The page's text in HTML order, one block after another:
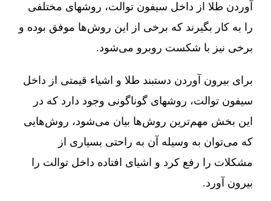
آوردن طلا از داخل سیفون توالت، روشهای مختلفی
را به کار بگیرند که برخی از این روش‌ها موفق بوده و
برخی نیز با شکست روبرو می‌شود.
برای بیرون آوردن دستبند طلا و اشیاء قیمتی از داخل
سیفون توالت، روشهای گوناگونی وجود دارد که در
این بخش مهم‌ترین روش‌ها بیان می‌شود، روش‌هایی
که می‌توان به وسیله آن به راحتی بسیاری از
مشکلات را رفع کرد و اشیای افتاده داخل توالت را
بیرون آورد.